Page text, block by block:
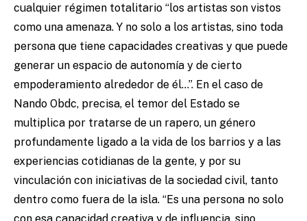
cualquier régimen totalitario “los artistas son vistos
como una amenaza. Y no solo a los artistas, sino toda
persona que tiene capacidades creativas y que puede
generar un espacio de autonomía y de cierto
empoderamiento alrededor de él…”. En el caso de
Nando Obdc, precisa, el temor del Estado se
multiplica por tratarse de un rapero, un género
profundamente ligado a la vida de los barrios y a las
experiencias cotidianas de la gente, y por su
vinculación con iniciativas de la sociedad civil, tanto
dentro como fuera de la isla. “Es una persona no solo